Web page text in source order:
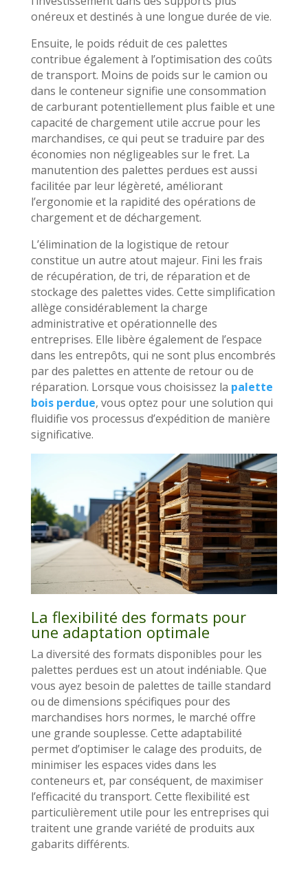
onéreux et destinés à une longue durée de vie.
Ensuite, le poids réduit de ces palettes
contribue également à l’optimisation des coûts
de transport. Moins de poids sur le camion ou
dans le conteneur signifie une consommation
de carburant potentiellement plus faible et une
capacité de chargement utile accrue pour les
marchandises, ce qui peut se traduire par des
économies non négligeables sur le fret. La
manutention des palettes perdues est aussi
facilitée par leur légèreté, améliorant
l’ergonomie et la rapidité des opérations de
chargement et de déchargement.
L’élimination de la logistique de retour
constitue un autre atout majeur. Fini les frais
de récupération, de tri, de réparation et de
stockage des palettes vides. Cette simplification
allège considérablement la charge
administrative et opérationnelle des
entreprises. Elle libère également de l’espace
dans les entrepôts, qui ne sont plus encombrés
par des palettes en attente de retour ou de
réparation. Lorsque vous choisissez la palette
bois perdue, vous optez pour une solution qui
fluidifie vos processus d’expédition de manière
significative.
La flexibilité des formats pour
une adaptation optimale
La diversité des formats disponibles pour les
palettes perdues est un atout indéniable. Que
vous ayez besoin de palettes de taille standard
ou de dimensions spécifiques pour des
marchandises hors normes, le marché offre
une grande souplesse. Cette adaptabilité
permet d’optimiser le calage des produits, de
minimiser les espaces vides dans les
conteneurs et, par conséquent, de maximiser
l’efficacité du transport. Cette flexibilité est
particulièrement utile pour les entreprises qui
traitent une grande variété de produits aux
gabarits différents.